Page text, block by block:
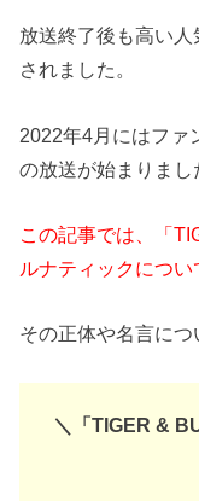
放送終了後も高い
されました。
2022年4月にはファ
の放送が始まりまし
この記事では、「
ルナティックについ
その正体や名言につ
＼「TIGER &